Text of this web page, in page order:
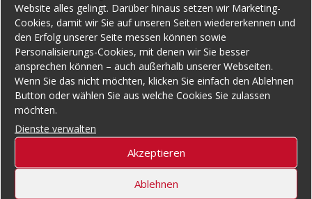
Website alles gelingt. Darüber hinaus setzen wir Marketing-
Cookies, damit wir Sie auf unseren Seiten wiedererkennen und
den Erfolg unserer Seite messen können sowie
Personalisierungs-Cookies, mit denen wir Sie besser
ansprechen können – auch außerhalb unserer Webseiten.
Wenn Sie das nicht möchten, klicken Sie einfach den Ablehnen
Button oder wählen Sie aus welche Cookies Sie zulassen
möchten.
Dienste verwalten
Akzeptieren
Ablehnen
Durch den neuen Original Pucest Rohrbogen
konnte die Standzeit erheblich verbessert
werden. Dadurch konnten Reparatur-,
Stillstands-, und Personalkosten für die
Instandhaltung eingespart werden. Lobenswert
ist die schnelle und unkomplizierte Lieferzeit.